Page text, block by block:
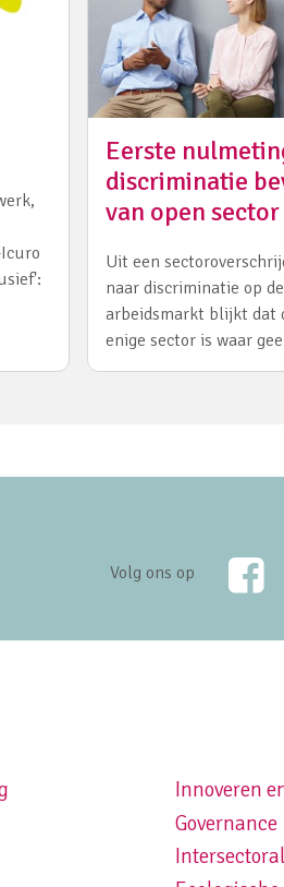
Eerste
discriminatie
van open sector
Uit een
naar discriminatie op
arbeidsmarkt blijkt dat
enige sector is waar
Volg ons op
left Footer
Innoveren
Governance